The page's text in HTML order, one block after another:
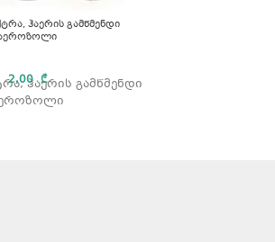
ჰაერის გამწმენდი
2,00₾
ჰაერის გამწმენდი